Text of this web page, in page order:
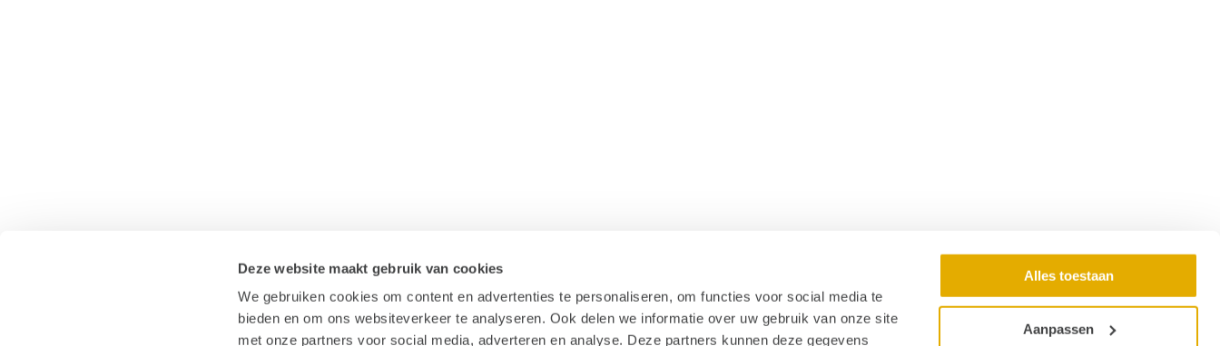
Deze website maakt gebruik van cookies
We gebruiken cookies om content en advertenties te personaliseren, om functies voor social media te
bieden en om ons websiteverkeer te analyseren. Ook delen we informatie over uw gebruik van onze site
met onze partners voor social media, adverteren en analyse. Deze partners kunnen deze gegevens
Alles toestaan
Aanpassen